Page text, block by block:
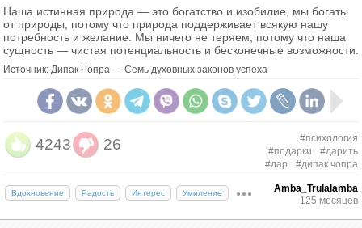
неправедно осужденных корыстолюбивым
градоначальником. Святитель смело подошел к
палачу и удержал его меч, уже занесенный над
головами осужденных. Градоначальник,
обличенный святителем Николаем в неправде,
раскаялся и просил его о прощении. При этом
присутствовали три военачальника, посланные
императором Константином во Фригию. Они еще
не подозревали, что им вскоре также придется
искать заступничества у святителя Николая, так
как их незаслуженно оклеветали перед
императором и обрекли на смерть. Явившись во
сне святому равноапостольному Константину,
Наша истинная природа — это богатство и изобилие, мы богаты
от природы, потому что природа поддерживает всякую нашу
потребность и желание. Мы ничего не теряем, потому что наша
сущность — чистая потенциальность и бесконечные возможности.
Источник: Дипак Чопра — Семь духовных законов успеха
4243 26
#психология
#подарки
#дарить
#дар
#дипак чопра
Вдохновение Радость Интерес Умиление
Amba_Trulalamba
125 месяцев